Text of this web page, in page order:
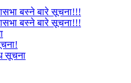
बस्ने बारे सूचना!!!
बस्ने बारे सूचना!!!
सूचना